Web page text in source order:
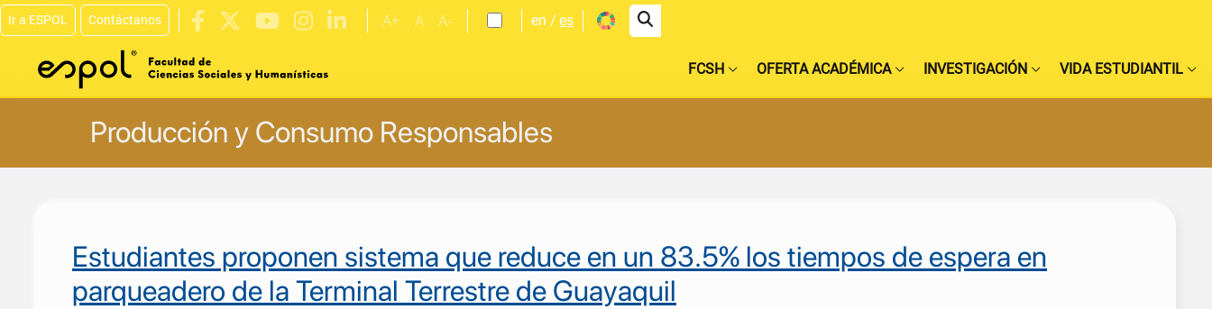
Pasar al contenido principal
Ir a ESPOL Contáctanos A+ A A- en es
FCSH OFERTA ACADÉMICA INVESTIGACIÓN VIDA ESTUDIANTIL
Producción y Consumo Responsables
Estudiantes proponen sistema que reduce en un 83.5% los tiempos de espera en
parqueadero de la Terminal Terrestre de Guayaquil